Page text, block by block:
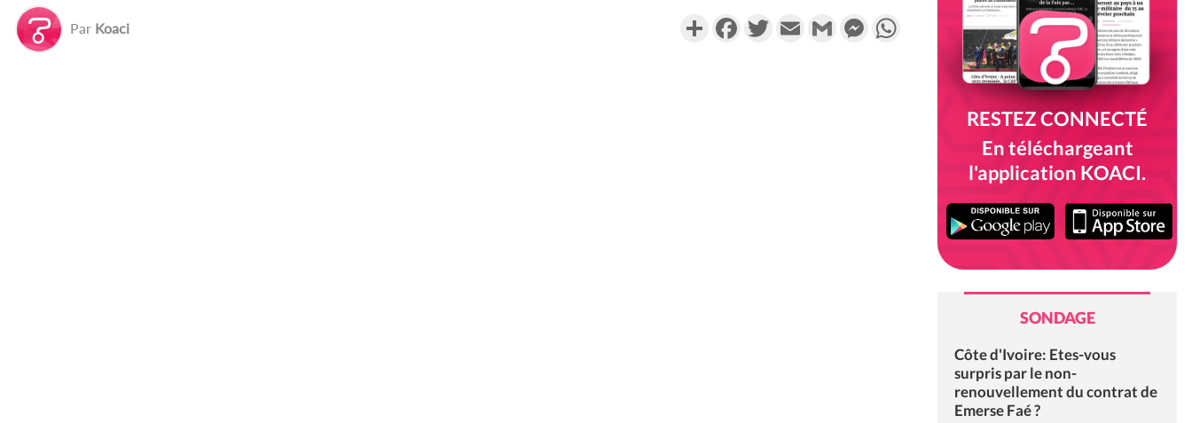
Par Koaci PartagerFacebookTwitterEmail Gmail MessengerWhatsApp
RESTEZ CONNECTÉ
En téléchargeant
l'application KOACI.
SONDAGE
Côte d'Ivoire: Etes-vous
surpris par le non-
renouvellement du contrat de
Emerse Faé ?